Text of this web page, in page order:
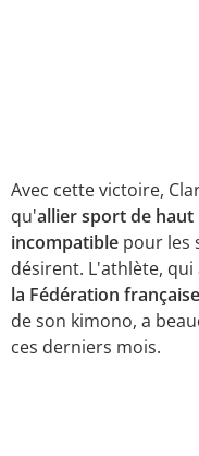
Avec cette victoire,
qu'allier sport de
incompatible pour les
désirent. L'athlète,
la Fédération
de son kimono, a
ces derniers mois.